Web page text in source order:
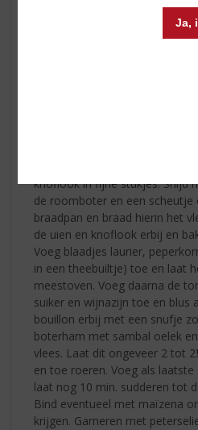
Ja,
knoflook in fijne stukjes. Snijd
de roomboter en een
braadpan en braad hierin het
de uien en knoflook erbij en
Voeg blaadjes laurier,
in een theebuiltje) toe en laat
meestoven. Voeg daarna de
suiker en wijnazijn toe en blus
bouillon erbij met een snufje
boterham met sambal oelek
vlees. Laat dit ongeveer 2 tot
en toe roeren. Voeg als
laat nog 10 min. sudderen tot
Bind eventueel met maïzena
krijgen. Garneren met